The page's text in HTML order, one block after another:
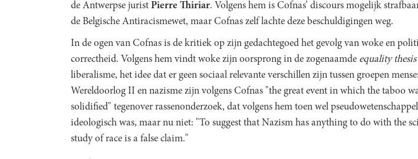
de Antwerpse jurist Pierre Thiriar. Volgens hem is Cofnas’ discours mogelijk
de Belgische Antiracismewet, maar Cofnas zelf lachte deze beschuldigingen weg.
In de ogen van Cofnas is de kritiek op zijn gedachtegoed het gevolg van woke en
correctheid. Volgens hem vindt woke zijn oorsprong in de zogenaamde equality thesis
liberalisme, het idee dat er geen sociaal relevante verschillen zijn tussen groepen
Wereldoorlog II en nazisme zijn volgens Cofnas "the great event in which the taboo
solidified" tegenover rassenonderzoek, dat volgens hem toen wel
ideologisch was, maar nu niet: "To suggest that Nazism has anything to do with the
study of race is a false claim."